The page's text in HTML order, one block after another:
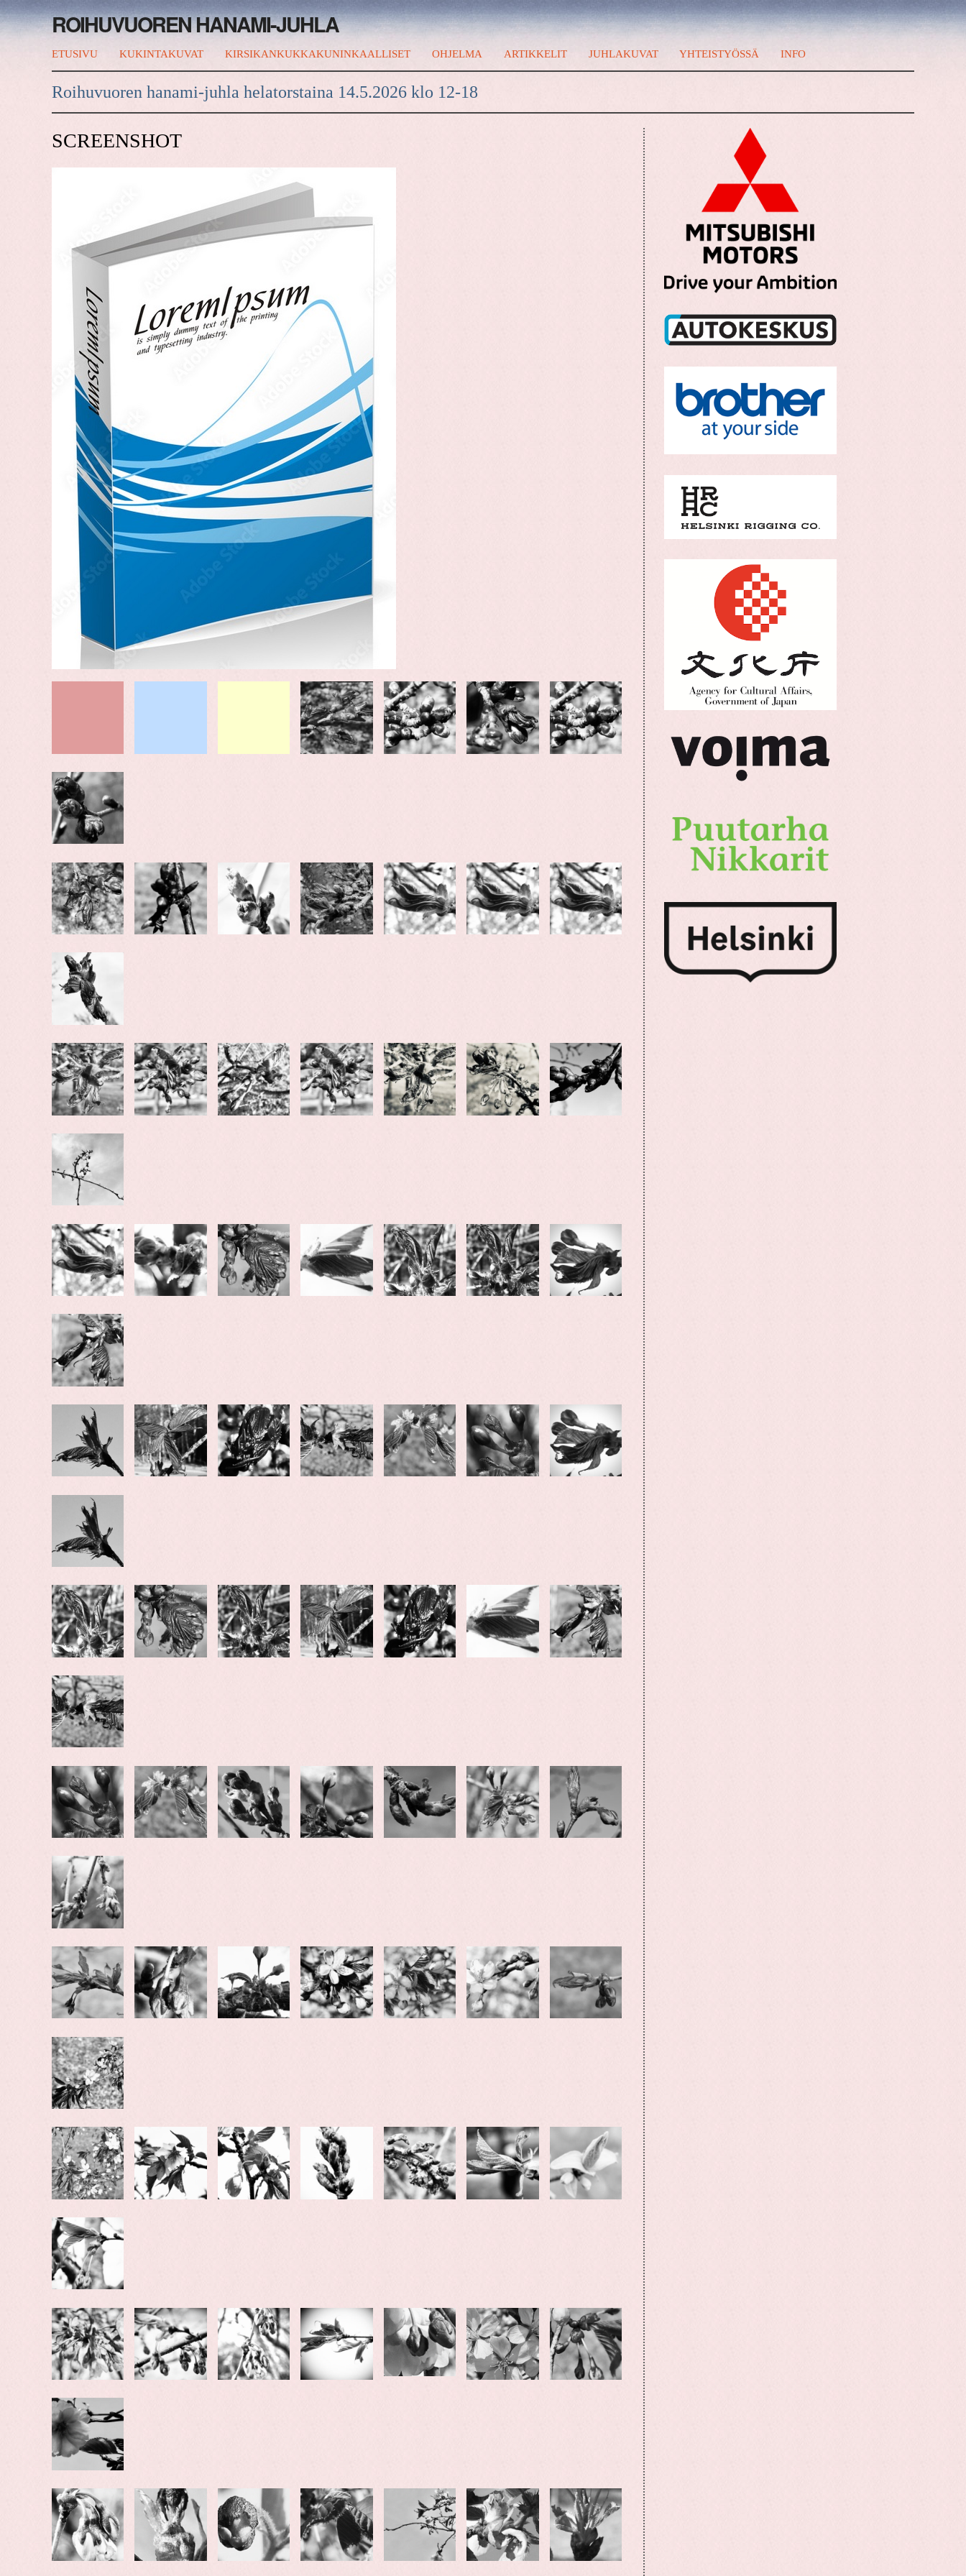
ROIHUVUOREN HANAMI-JUHLA
ETUSIVU KUKINTAKUVAT KIRSIKANKUKKAKUNINKAALLISET OHJELMA ARTIKKELIT JUHLAKUVAT YHTEISTYÖSSÄ INFO
Roihuvuoren hanami-juhla helatorstaina 14.5.2026 klo 12-18
SCREENSHOT